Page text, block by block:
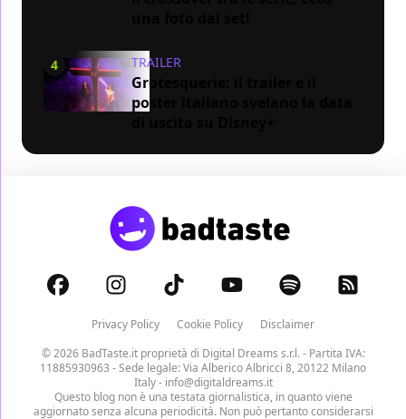
4 TRAILER
Grotesquerie: il trailer e il
poster italiano svelano la data
Privacy Policy Cookie Policy
Disclaimer
© 2026 BadTaste.it proprietà di Digital Dreams s.r.l.- Partita IVA:
11885930963 - Sede legale: Via Alberico Albricci 8, 20122 Milano
Italy - info@digitaldreams.it
Questo blog non è una testata giornalistica, in quanto viene
aggiornato senza alcuna periodicità. Non può pertanto considerarsi